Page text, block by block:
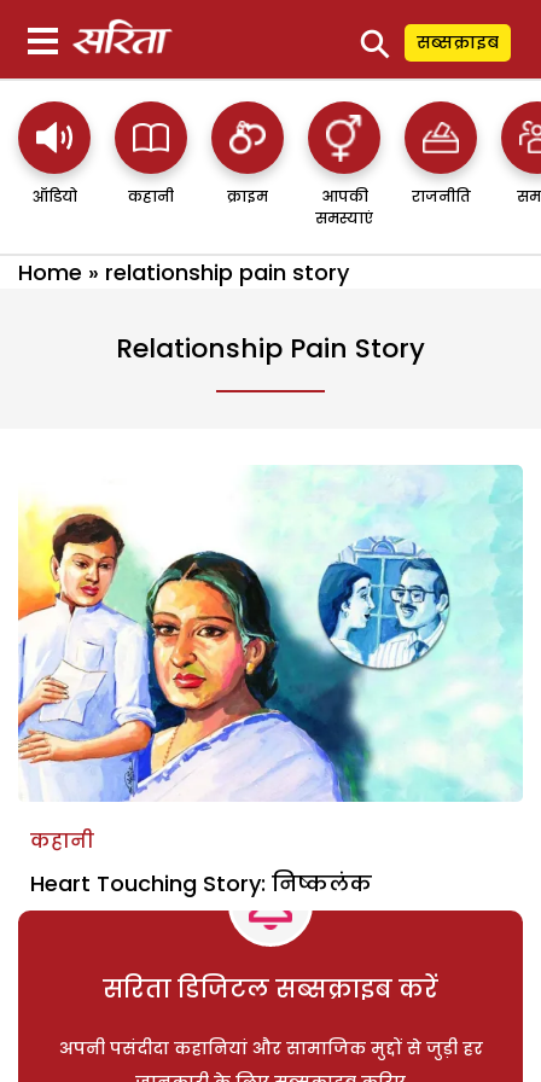
⚲ सब्सक्राइब
ऑडियो कहानी क्राइम
आपकी
समस्याएं
राजनीति
Home » relationship pain story
Relationship Pain Story
कहानी
Heart Touching Story: निष्कलंक
सरिता डिजिटल सब्सक्राइब करें
अपनी पसंदीदा कहानियां और सामाजिक मुद्दों से जुड़ी हर